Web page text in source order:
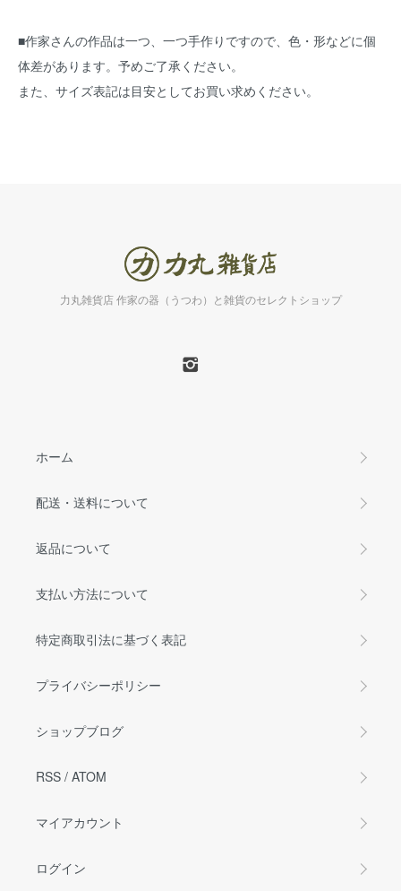
■作家さんの作品は一つ、一つ手作りですので、色・形などに個
体差があります。予めご了承ください。
また、サイズ表記は目安としてお買い求めください。
力丸雑貨店 作家の器（うつわ）と雑貨のセレクトショップ
ホーム
配送・送料について
返品について
支払い方法について
特定商取引法に基づく表記
プライバシーポリシー
ショップブログ
RSS / ATOM
マイアカウント
ログイン